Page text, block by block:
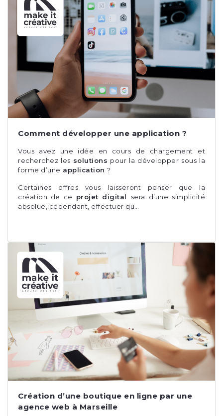
Comment développer une application ?
Vous avez une idée en cours de chargement et
recherchez les solutions pour la développer sous la
forme d’une application ?
Certaines offres vous laisseront penser que la
création de ce projet digital sera d’une simplicité
absolue, cependant, effectuer qu…
Création d’une boutique en ligne par une
agence web à Marseille